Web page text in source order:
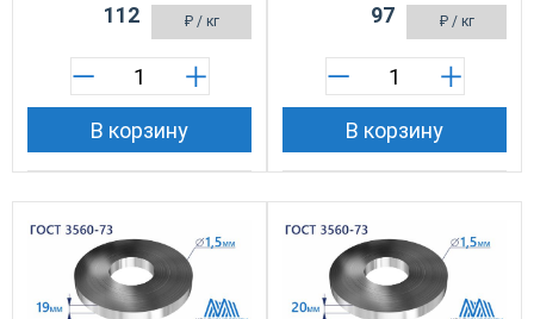
₽ / кг
112
В корзину
₽ / кг
97
В корзину